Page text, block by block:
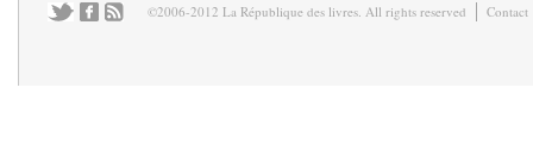
©2006-2012 La République des livres. All rights reserved Contact